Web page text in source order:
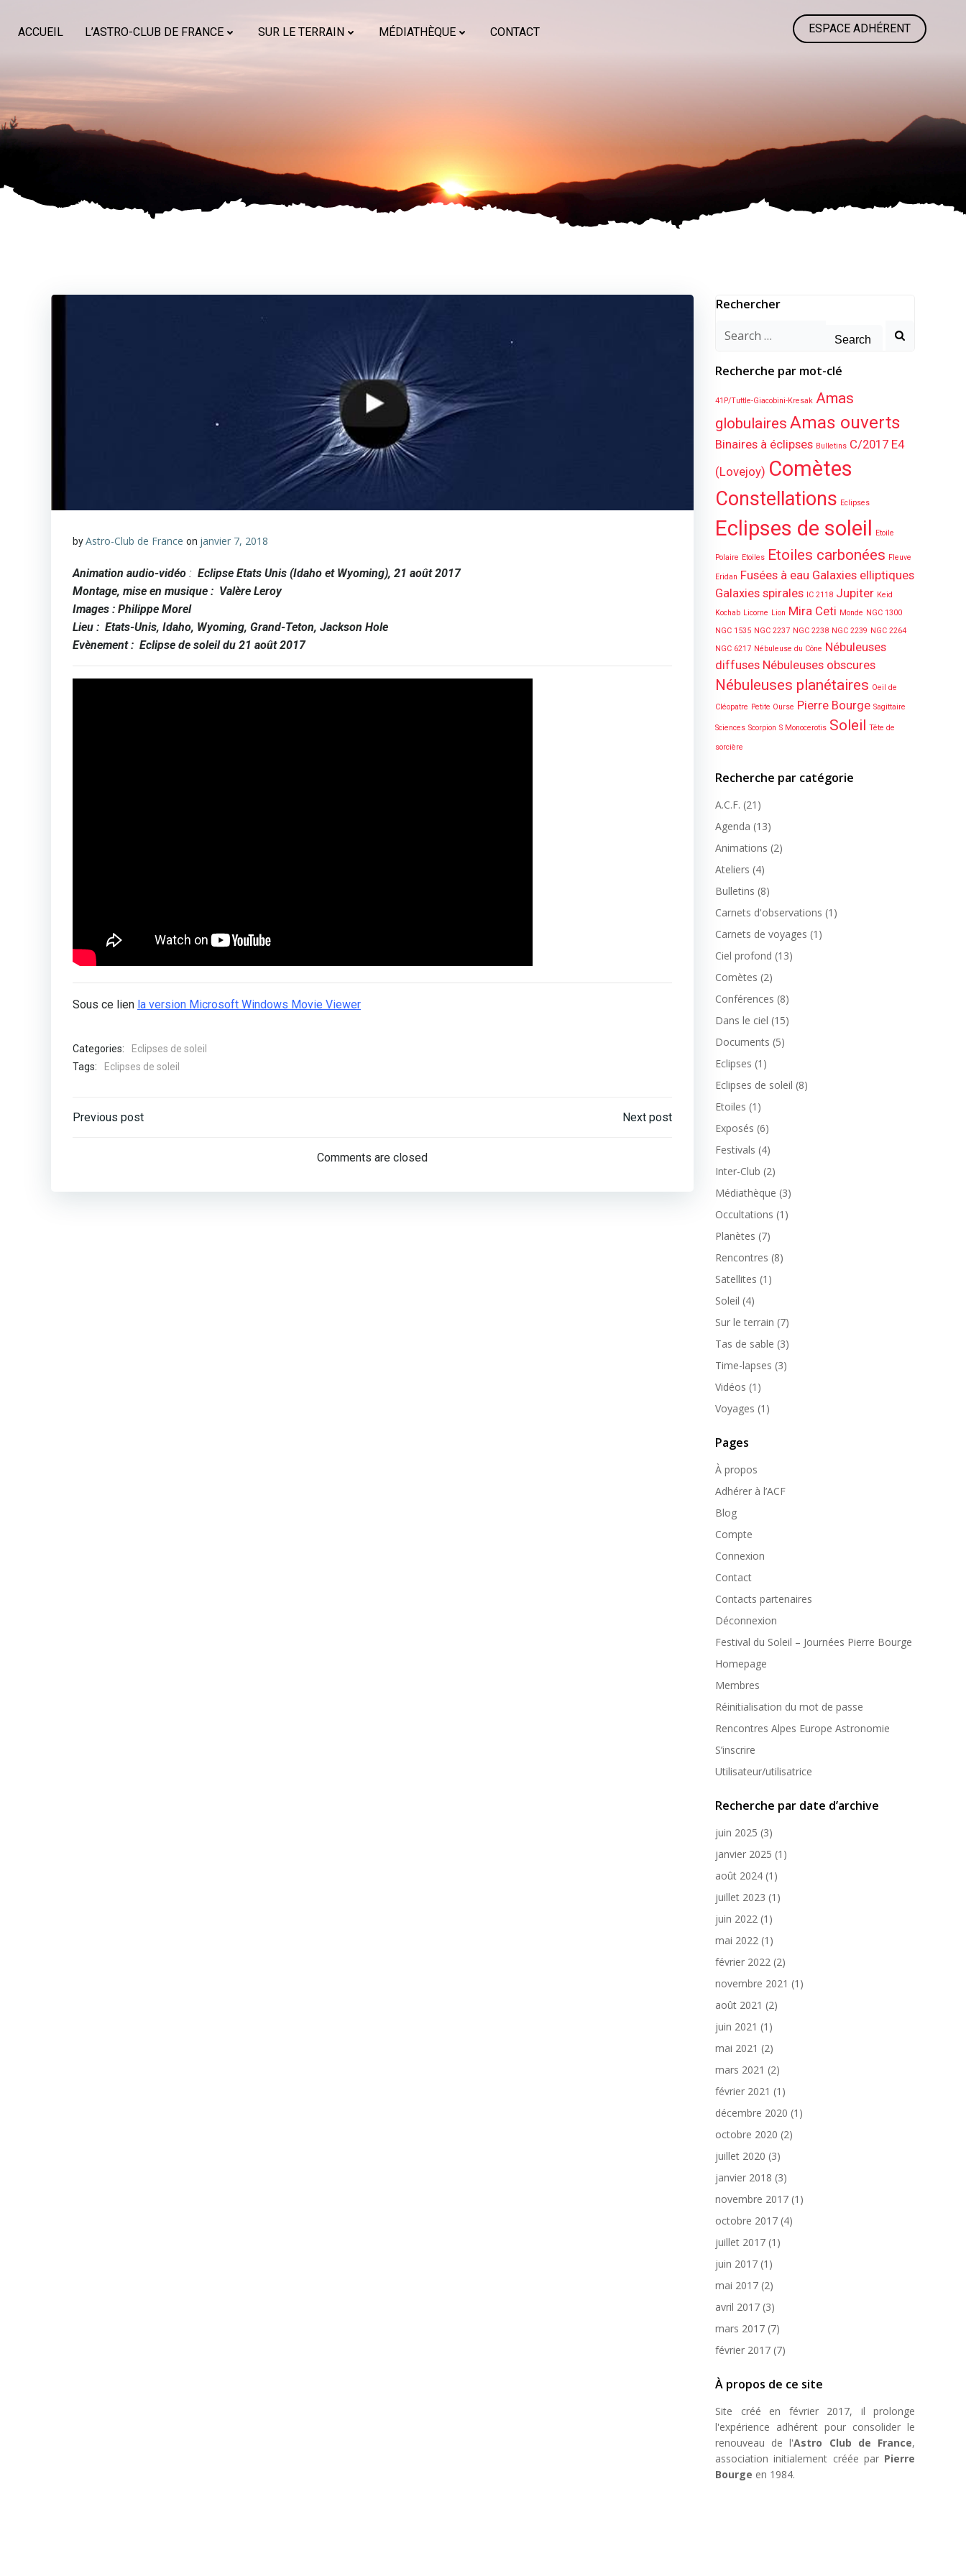
ACCUEIL L’ASTRO-CLUB DE FRANCE SUR LE TERRAIN MÉDIATHÈQUE CONTACT ESPACE ADHÉRENT
byAstro-Club de France on janvier 7, 2018
Animation audio-vidéo : Eclipse Etats Unis (Idaho et Wyoming), 21 août 2017
Montage, mise en musique : Valère Leroy
Images : Philippe Morel
Lieu : Etats-Unis, Idaho, Wyoming, Grand-Teton, Jackson Hole
Evènement : Eclipse de soleil du 21 août 2017
Sous ce lien la version Microsoft Windows Movie Viewer
Categories:
Eclipses de soleil
Tags:
Eclipses de soleil
Post
Previous post
navigation
Next post
Comments are closed
Rechercher
Search
Recherche par mot-clé
41P/Tuttle-Giacobini-Kresak Amas
globulaires Amas ouverts
Binaires à éclipses Bulletins C/2017 E4
(Lovejoy) Comètes
Constellations Eclipses
Eclipses de soleil Etoile
Polaire Etoiles Etoiles carbonées Fleuve
Eridan Fusées à eau Galaxies elliptiques
Galaxies spirales IC 2118 Jupiter Keid
Kochab Licorne Lion Mira Ceti Monde NGC 1300
NGC 1535 NGC 2237 NGC 2238 NGC 2239 NGC 2264
NGC 6217 Nébuleuse du Cône Nébuleuses
diffuses Nébuleuses obscures
Nébuleuses planétaires Oeil de
Cléopatre Petite Ourse Pierre Bourge Sagittaire
Sciences Scorpion S Monocerotis Soleil Tête de
sorcière
Recherche par catégorie
A.C.F. (21)
Agenda (13)
Animations (2)
Ateliers (4)
Bulletins (8)
Carnets d'observations (1)
Carnets de voyages (1)
Ciel profond (13)
Comètes (2)
Conférences (8)
Dans le ciel (15)
Documents (5)
Eclipses (1)
Eclipses de soleil (8)
Etoiles (1)
Exposés (6)
Festivals (4)
Inter-Club (2)
Médiathèque (3)
Occultations (1)
Planètes (7)
Rencontres (8)
Satellites (1)
Soleil (4)
Sur le terrain (7)
Tas de sable (3)
Time-lapses (3)
Vidéos (1)
Voyages (1)
Pages
À propos
Adhérer à l’ACF
Blog
Compte
Connexion
Contact
Contacts partenaires
Déconnexion
Festival du Soleil – Journées Pierre Bourge
Homepage
Membres
Réinitialisation du mot de passe
Rencontres Alpes Europe Astronomie
S’inscrire
Utilisateur/utilisatrice
Recherche par date d’archive
juin 2025 (3)
janvier 2025 (1)
août 2024 (1)
juillet 2023 (1)
juin 2022 (1)
mai 2022 (1)
février 2022 (2)
novembre 2021 (1)
août 2021 (2)
juin 2021 (1)
mai 2021 (2)
mars 2021 (2)
février 2021 (1)
décembre 2020 (1)
octobre 2020 (2)
juillet 2020 (3)
janvier 2018 (3)
novembre 2017 (1)
octobre 2017 (4)
juillet 2017 (1)
juin 2017 (1)
mai 2017 (2)
avril 2017 (3)
mars 2017 (7)
février 2017 (7)
À propos de ce site
Site créé en février 2017, il prolonge
l'expérience adhérent pour consolider le
renouveau de l'Astro Club de France,
association initialement créée par Pierre
Bourge en 1984.